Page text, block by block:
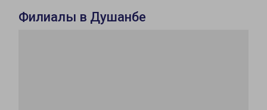
Филиалы в Душанбе